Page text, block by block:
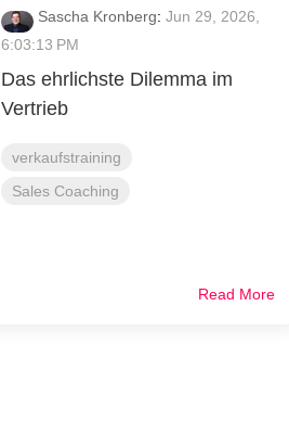
Sascha Kronberg: Jun 29, 2026,
6:03:13 PM
Das ehrlichste Dilemma im
Vertrieb
verkaufstraining
Sales Coaching
Read More